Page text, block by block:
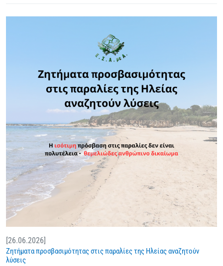
[26.06.2026]
Ζητήματα προσβασιμότητας στις παραλίες της Ηλείας αναζητούν
λύσεις